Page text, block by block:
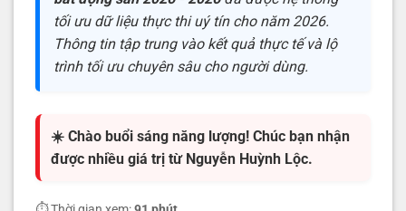
tối ưu dữ liệu thực thi uý tín cho năm 2026.
Thông tin tập trung vào kết quả thực tế và lộ
trình tối ưu chuyên sâu cho người dùng.
☀️ Chào buổi sáng năng lượng! Chúc bạn nhận
được nhiều giá trị từ Nguyễn Huỳnh Lộc.